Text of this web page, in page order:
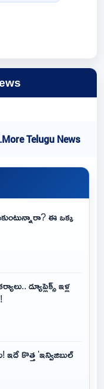
Telugu News
ఈ ఒక్క
డ్యూప్లెక్స్ ఇళ్ల
ఇదే కొత్త 'ఇన్విజిబుల్